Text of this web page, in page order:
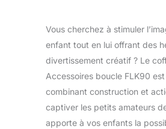
Vous cherchez à stimuler
enfant tout en lui offrant des
divertissement créatif ? Le
Accessoires boucle FLK90
combinant construction et
captiver les petits amateurs
apporte à vos enfants la